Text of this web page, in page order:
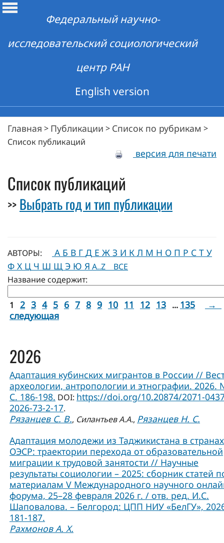
Федеральный научно-
исследовательский социологический
центр РАН
English version
Главная > Публикации > Список по рубрикам >
Список публикаций
версия для печати
Список публикаций
>>Выбрать год и тип публикации
АВТОРЫ: А Б В Г Д Е Ж З И К Л М Н О П Р С Т У
Ф Х Ц Ч Ш Щ Э Ю Я A..Z ВСЕ
Название содержит:
1 2 3 4 5 6 7 8 9 10 11 12 13 ... 135
→
следующая
2026
Адаптация кубинских мигрантов в России //
археологии, антропологии и этнографии. 2026.
С. 186-198. DOI: https://doi.org/10.20874/2071-
2026-73-2-17.
Рязанцев С. В., Силантьев А.А., Рязанцев Н. С.
Адаптация молодежи из Таджикистана в странах
ОЭСР: траектории перехода от образовательной
миграции к трудовой занятости // Научные
результаты социологии – 2025: сборник статей
материалам V Международного научного
форума, 25–28 февраля 2026 г. / отв. ред. И.С.
Шаповалова. – Белгород: ЦПП НИУ «БелГУ»,
181-187.
Рахмонов А. Х.